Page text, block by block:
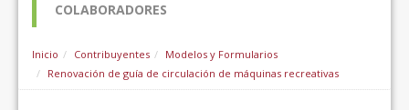
COLABORADORES
Inicio Contribuyentes
Modelos y Formularios
Renovación de guía de circulación de máquinas recreativas